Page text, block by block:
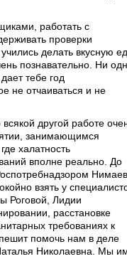
работать с
проверки
делать вкусную
познавательно. Ни
тебе год
не отчаиваться и не
другой работе
занимающимся
халатность
вполне реально. До
взять у
Роговой, Лидии
расстановке
требованиях к
помочь нам в деле
Николаевна. Мы